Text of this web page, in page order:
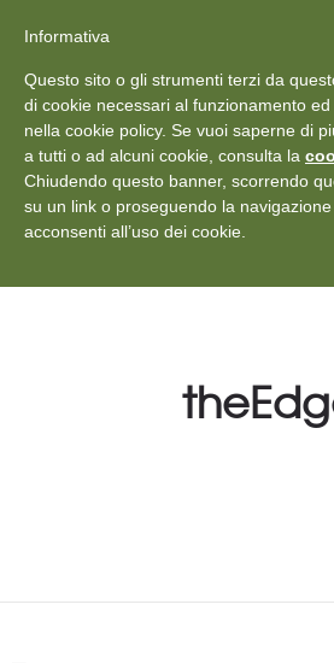
+39 011 18867102
Aceper
Vedi: Protezione dei dati
Informativa
Questo sito o gli strumenti terzi da
di cookie necessari al funzionamento
nella cookie policy. Se vuoi saperne di
a tutti o ad alcuni cookie, consulta la
Chiudendo questo banner, scorrendo
su un link o proseguendo la navigazione
acconsenti all’uso dei cookie.